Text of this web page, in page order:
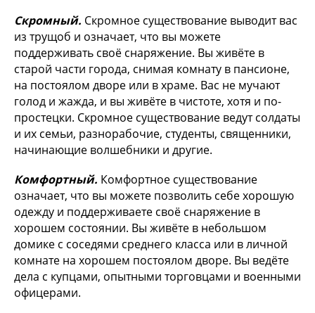
Скромный. Скромное существование выводит вас
из трущоб и означает, что вы можете
поддерживать своё снаряжение. Вы живёте в
старой части города, снимая комнату в пансионе,
на постоялом дворе или в храме. Вас не мучают
голод и жажда, и вы живёте в чистоте, хотя и по-
простецки. Скромное существование ведут солдаты
и их семьи, разнорабочие, студенты, священники,
начинающие волшебники и другие.
Комфортный. Комфортное существование
означает, что вы можете позволить себе хорошую
одежду и поддерживаете своё снаряжение в
хорошем состоянии. Вы живёте в небольшом
домике с соседями среднего класса или в личной
комнате на хорошем постоялом дворе. Вы ведёте
дела с купцами, опытными торговцами и военными
офицерами.